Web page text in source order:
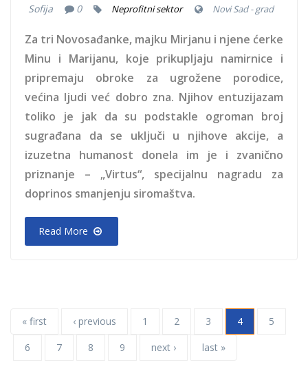
Sofija 0 Neprofitni sektor Novi Sad - grad
Za tri Novosađanke, majku Mirjanu i njene ćerke
Minu i Marijanu, koje prikupljaju namirnice i
pripremaju obroke za ugrožene porodice,
većina ljudi već dobro zna. Njihov entuzijazam
toliko je jak da su podstakle ogroman broj
sugrađana da se uključi u njihove akcije, a
izuzetna humanost donela im je i zvanično
priznanje – „Virtus“, specijalnu nagradu za
doprinos smanjenju siromaštva.
Read More
« first ‹ previous 1 2 3 4
5
6
7 8 9 next › last »